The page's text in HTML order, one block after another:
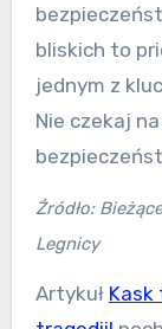
bliskich to
jednym z
Nie czekaj
Źródło:
Legnicy
Artykuł Kask